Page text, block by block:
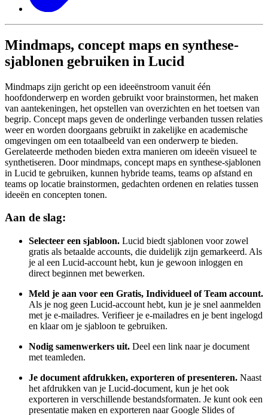
Mindmaps, concept maps en synthese-
sjablonen gebruiken in Lucid
Mindmaps zijn gericht op een ideeënstroom vanuit één
hoofdonderwerp en worden gebruikt voor brainstormen, het maken
van aantekeningen, het opstellen van overzichten en het toetsen van
begrip. Concept maps geven de onderlinge verbanden tussen relaties
weer en worden doorgaans gebruikt in zakelijke en academische
omgevingen om een totaalbeeld van een onderwerp te bieden.
Gerelateerde methoden bieden extra manieren om ideeën visueel te
synthetiseren. Door mindmaps, concept maps en synthese-sjablonen
in Lucid te gebruiken, kunnen hybride teams, teams op afstand en
teams op locatie brainstormen, gedachten ordenen en relaties tussen
ideeën en concepten tonen.
Aan de slag:
Selecteer een sjabloon. Lucid biedt sjablonen voor zowel
gratis als betaalde accounts, die duidelijk zijn gemarkeerd. Als
je al een Lucid-account hebt, kun je gewoon inloggen en
direct beginnen met bewerken.
Meld je aan voor een Gratis, Individueel of Team account.
Als je nog geen Lucid-account hebt, kun je je snel aanmelden
met je e-mailadres. Verifieer je e-mailadres en je bent ingelogd
en klaar om je sjabloon te gebruiken.
Nodig samenwerkers uit. Deel een link naar je document
met teamleden.
Je document afdrukken, exporteren of presenteren. Naast
het afdrukken van je Lucid-document, kun je het ook
exporteren in verschillende bestandsformaten. Je kunt ook een
presentatie maken en exporteren naar Google Slides of